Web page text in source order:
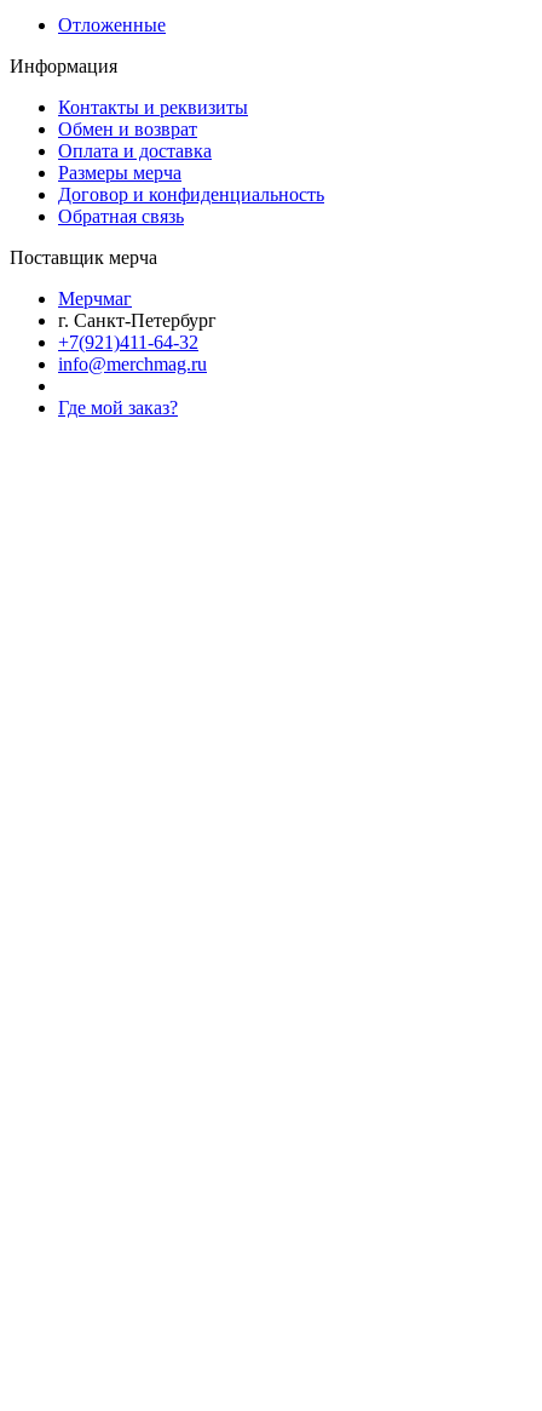
Отложенные
Информация
Контакты и реквизиты
Обмен и возврат
Оплата и доставка
Размеры мерча
Договор и конфиденциальность
Обратная связь
Поставщик мерча
Мерчмаг
г. Санкт-Петербург
+7(921)411-64-32
info@merchmag.ru
Где мой заказ?